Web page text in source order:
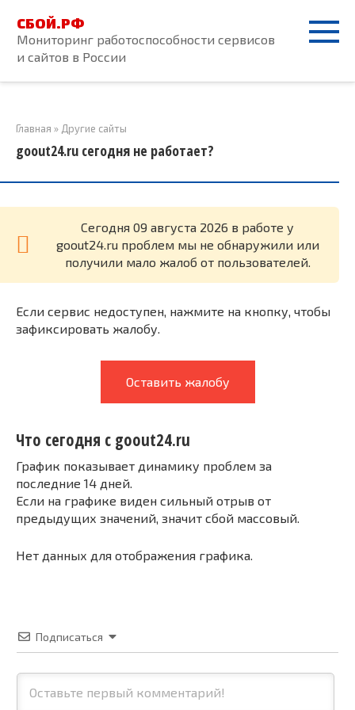
контенту
СБОЙ.РФ
Мониторинг работоспособности сервисов
и сайтов в России
Главная » Другие сайты
goout24.ru сегодня не работает?
Cегодня 09 августа 2026 в работе у
goout24.ru проблем мы не обнаружили или
получили мало жалоб от пользователей.
Если сервис недоступен, нажмите на кнопку, чтобы
зафиксировать жалобу.
Оставить жалобу
Что сегодня с goout24.ru
График показывает динамику проблем за
последние 14 дней.
Если на графике виден сильный отрыв от
предыдущих значений, значит сбой массовый.
Нет данных для отображения графика.
Подписаться